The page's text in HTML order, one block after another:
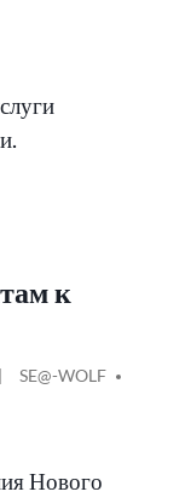
к
СООБЩЕНИЕ
SE@-WOLF
Нового